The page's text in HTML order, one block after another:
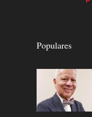
Populares